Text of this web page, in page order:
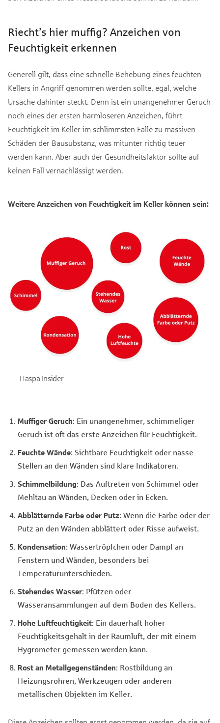
Riecht’s hier muffig? Anzeichen von
Feuchtigkeit erkennen
Generell gilt, dass eine schnelle Behebung eines feuchten
Kellers in Angriff genommen werden sollte, egal, welche
Ursache dahinter steckt. Denn ist ein unangenehmer Geruch
noch eines der ersten harmloseren Anzeichen, führt
Feuchtigkeit im Keller im schlimmsten Falle zu massiven
Schäden der Bausubstanz, was mitunter richtig teuer
werden kann. Aber auch der Gesundheitsfaktor sollte auf
keinen Fall vernachlässigt werden.
Weitere Anzeichen von Feuchtigkeit im Keller können sein:
Haspa Insider
Muffiger Geruch: Ein unangenehmer, schimmeliger
Geruch ist oft das erste Anzeichen für Feuchtigkeit.
Feuchte Wände: Sichtbare Feuchtigkeit oder nasse
Stellen an den Wänden sind klare Indikatoren.
Schimmelbildung: Das Auftreten von Schimmel oder
Mehltau an Wänden, Decken oder in Ecken.
Abblätternde Farbe oder Putz: Wenn die Farbe oder der
Putz an den Wänden abblättert oder Risse aufweist.
Kondensation: Wassertröpfchen oder Dampf an
Fenstern und Wänden, besonders bei
Temperaturunterschieden.
Stehendes Wasser: Pfützen oder
Wasseransammlungen auf dem Boden des Kellers.
Hohe Luftfeuchtigkeit: Ein dauerhaft hoher
Feuchtigkeitsgehalt in der Raumluft, der mit einem
Hygrometer gemessen werden kann.
Rost an Metallgegenständen: Rostbildung an
Heizungsrohren, Werkzeugen oder anderen
metallischen Objekten im Keller.